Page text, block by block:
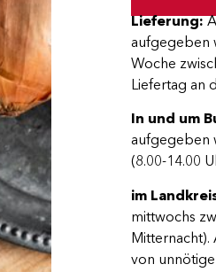
Lieferung:
aufgegeben
Woche
Liefertag an
In und um
aufgegeben
(8.00-14.00
im
mittwochs
von